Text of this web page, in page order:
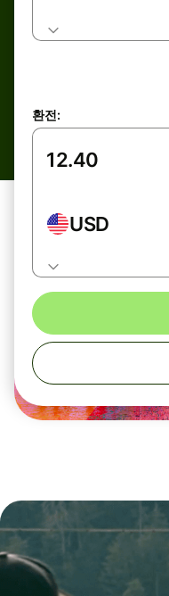
환전:
USD